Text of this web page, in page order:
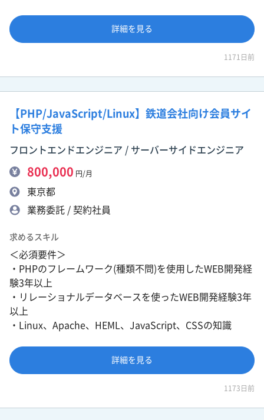
詳細を見る
1171日前
【PHP/JavaScript/Linux】鉄道会社向け会員サイ
ト保守支援
フロントエンドエンジニア / サーバーサイドエンジニア
800,000 円/月
東京都
業務委託 / 契約社員
求めるスキル
＜必須要件＞
・PHPのフレームワーク(種類不問)を使用したWEB開発経
験3年以上
・リレーショナルデータベースを使ったWEB開発経験3年
以上
・Linux、Apache、HEML、JavaScript、CSSの知識
詳細を見る
1173日前